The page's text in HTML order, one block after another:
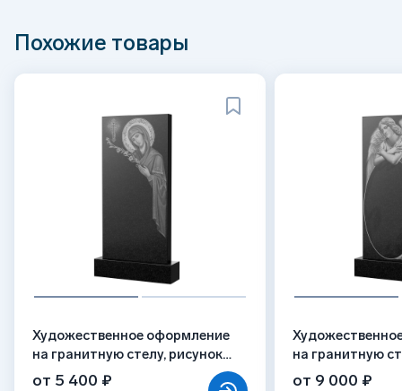
Похожие товары
Художественное оформление
на гранитную стелу, рисунок
ВХО-035
от 5 400 ₽
на гранитную
ВХО-016
от 9 000 ₽